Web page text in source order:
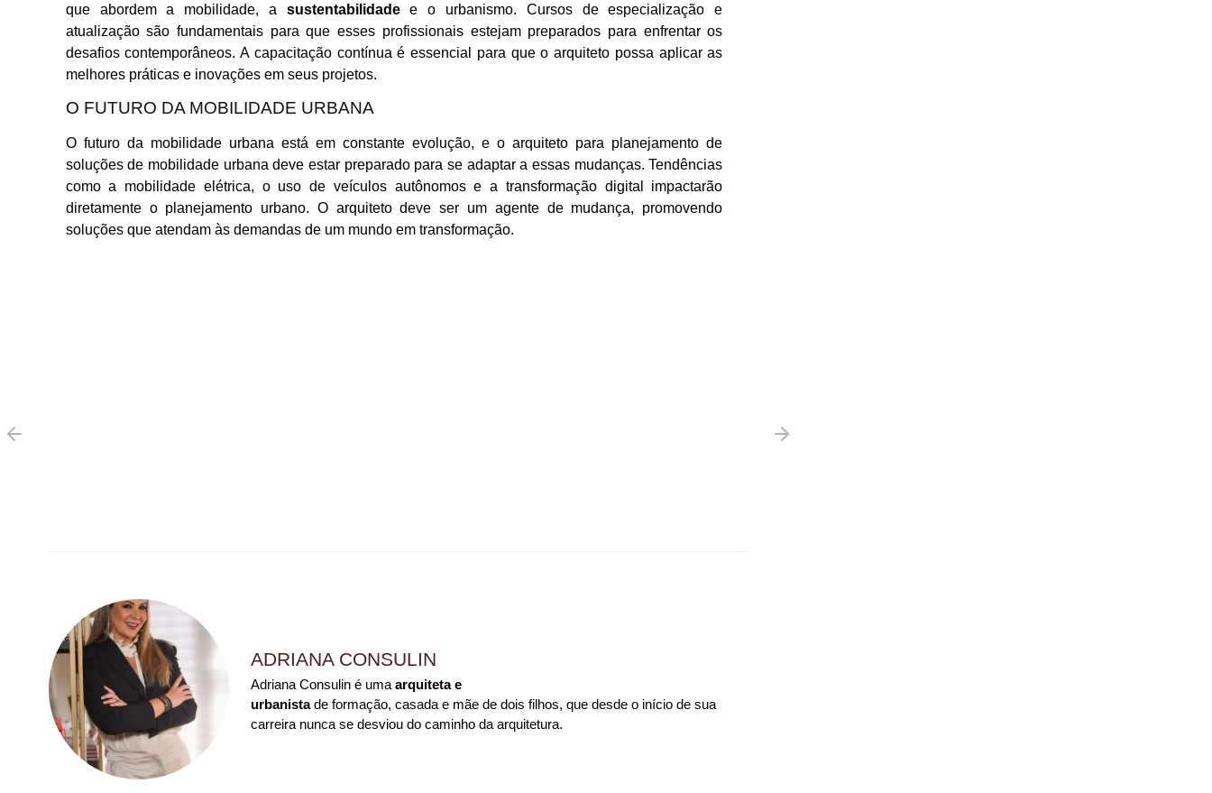
que abordem a mobilidade, a sustentabilidadee o urbanismo. Cursos de especialização e
atualização são fundamentais para que esses profissionais estejam preparados para enfrentar os
desafios contemporâneos. A capacitação contínua é essencial para que o arquiteto possa aplicar as
melhores práticas e inovações em seus projetos.
O FUTURO DA MOBILIDADE URBANA
O futuro da mobilidade urbana está em constante evolução, e o arquiteto para planejamento de
soluções de mobilidade urbana deve estar preparado para se adaptar a essas mudanças. Tendências
como a mobilidade elétrica, o uso de veículos autônomos e a transformação digital impactarão
diretamente o planejamento urbano. O arquiteto deve ser um agente de mudança, promovendo
soluções que atendam às demandas de um mundo em transformação.
ADRIANA CONSULIN
Adriana Consulin é uma arquiteta e
urbanistade formação, casada e mãe de dois filhos, que desde o início de sua
carreira nunca se desviou do caminho da arquitetura.